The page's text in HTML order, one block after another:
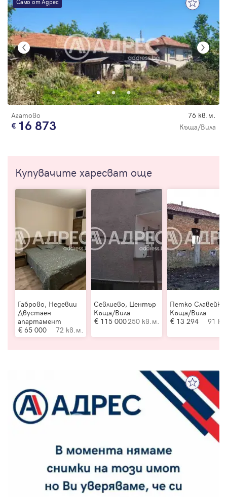
Агатово 76 кв.м.
16 873 Къща/Вила
Купувачите харесват още
Габрово, Недевци
Двустаен
апартамент
65 000
72 кв.м.
Севлиево, Център
Къща/Вила
115 000250 кв.м.
Петко
Къща/Вила
13 294
91